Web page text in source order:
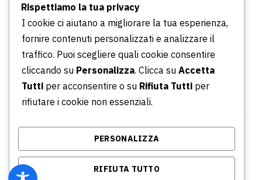
News
Podcast
Portale della Trasparenza
Whistleblowing
Dal lunedì al venerdì
Dalle ore 8.30 alle ore
13.30
Dalle ore 14.30 alle ore
16.30
© Copyright 2026 Azienda Servizi Pubblici S.p.a. |
P.IVA/CF/ Iscrizione CCIA 02315031001 - REA: RM -
Rispettiamo la tua privacy
I cookie ci aiutano a migliorare la tua esperienza,
fornire contenuti personalizzati e analizzare il
traffico. Puoi scegliere quali cookie consentire
cliccando su Personalizza. Clicca su Accetta
Tutti per acconsentire o su Rifiuta Tutti per
rifiutare i cookie non essenziali.
PERSONALIZZA
RIFIUTA TUTTO